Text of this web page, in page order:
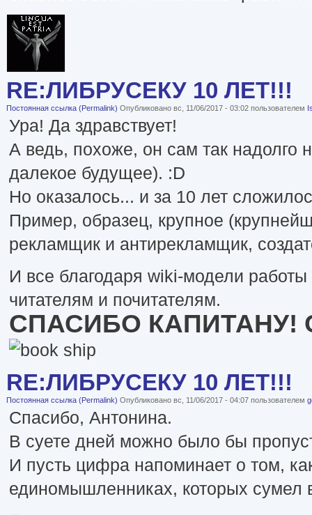
RE:ЛИБРУСЕКУ 10 ЛЕТ!!!
Постоянная ссылка (Permalink) Опубликовано вс, 11/06/2017 - 03:02 пользователем
Ура! Да здравствует!
А ведь, похоже, он сам так
далекое будущее). :D
Но оказалось... и за 10 лет
Пример, образец, крупное
рекламщик и антирекламщик,
И все благодаря wiki-модели работы
читателям и почитателям.
СПАСИБО
RE:ЛИБРУСЕКУ 10 ЛЕТ!!!
Постоянная ссылка (Permalink) Опубликовано вс, 11/06/2017 - 04:07 пользователем
Спасибо, Антонина.
В суете дней можно было бы
И пусть цифра напоминает о том,
единомышленниках, которых сумел